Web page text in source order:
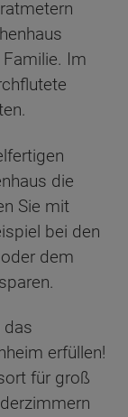
Im
die
Sie mit
bei den
dem
das
erfüllen!
für groß